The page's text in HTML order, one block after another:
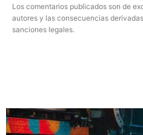
Los comentarios publicados son de
autores y las consecuencias
sanciones legales.